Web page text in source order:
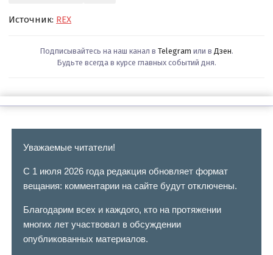
Источник: REX
Подписывайтесь на наш канал в Telegram или в Дзен.
Будьте всегда в курсе главных событий дня.
Уважаемые читатели!
С 1 июля 2026 года редакция обновляет формат
вещания: комментарии на сайте будут отключены.
Благодарим всех и каждого, кто на протяжении
многих лет участвовал в обсуждении
опубликованных материалов.